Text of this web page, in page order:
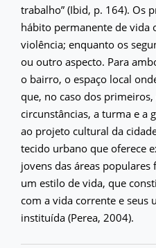
trabalho” (Ibid, p. 164). Os
hábito permanente de vida
violência; enquanto os
ou outro aspecto. Para
o bairro, o espaço local
que, no caso dos primeiros,
circunstâncias, a turma e a
ao projeto cultural da
tecido urbano que oferece
jovens das áreas
um estilo de vida, que
com a vida corrente e seus
instituída (Perea, 2004).